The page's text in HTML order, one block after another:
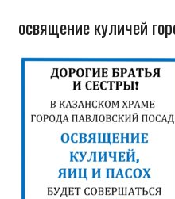
освящение куличей